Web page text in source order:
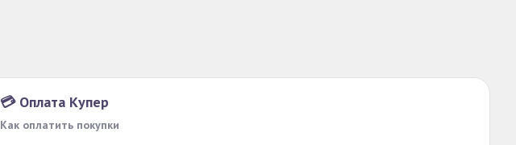
💳 Оплата Купер
Как оплатить покупки